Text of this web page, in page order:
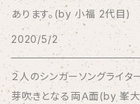
Bagus!
BBBBBBB
あります。(by 小福 2代目)
2020/5/2
２人のシンガーソングライタ
芽吹きとなる両Ａ面(by 峯